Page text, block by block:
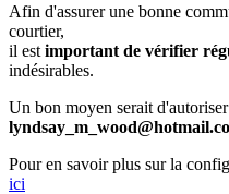
Afin d'assurer une bonne
courtier,
il est important de vérifier
indésirables.
Un bon moyen serait
Pour en savoir plus sur la
ici